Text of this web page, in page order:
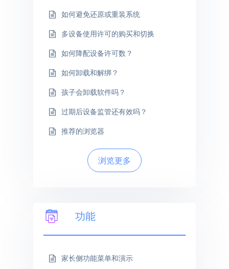
如何避免还原或重装系统
多设备使用许可的购买和切换
如何降配设备许可数？
如何卸载和解绑？
孩子会卸载软件吗？
过期后设备监管还有效吗？
推荐的浏览器
浏览更多
功能
家长侧功能菜单和演示